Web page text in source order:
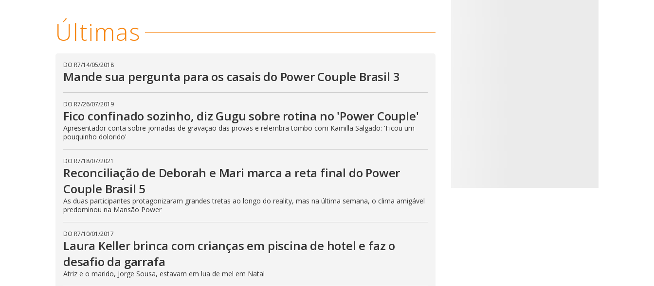
y
V
i
d
e
o
Últimas
DO R7/14/05/2018
Mande sua pergunta para os casais do Power Couple Brasil 3
DO R7/26/07/2019
Fico confinado sozinho, diz Gugu sobre rotina no 'Power Couple'
Apresentador conta sobre jornadas de gravação das provas e relembra tombo com Kamilla Salgado: 'Ficou um
pouquinho dolorido'
DO R7/18/07/2021
Reconciliação de Deborah e Mari marca a reta final do Power
Couple Brasil 5
As duas participantes protagonizaram grandes tretas ao longo do reality, mas na última semana, o clima amigável
predominou na Mansão Power
DO R7/10/01/2017
Laura Keller brinca com crianças em piscina de hotel e faz o
desafio da garrafa
Atriz e o marido, Jorge Sousa, estavam em lua de mel em Natal